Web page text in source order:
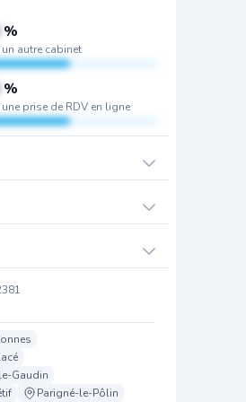
%
autre cabinet
%
prise de RDV en ligne
Gaudin
Parigné-le-Pôlin